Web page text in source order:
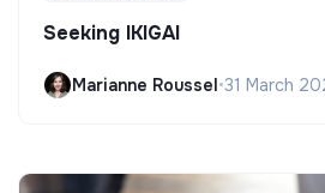
Seeking IKIGAI
Marianne Roussel•31 March